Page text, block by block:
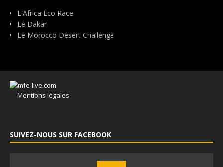
L'Africa Eco Race
Le Dakar
Le Morocco Desert Challenge
Mentions légales
SUIVEZ-NOUS SUR FACEBOOK